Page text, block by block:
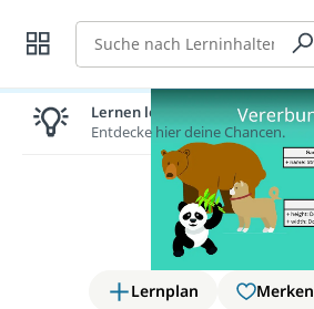
Suche
Lernplan Merken
Lernen lohnt sich!
Entdecke hier deine Chancen.